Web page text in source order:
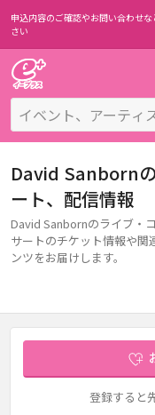
申込内容のご確認やお問い合わせな
さい
David Sanborn
ート、配信情報
David Sanbornのライブ・
サートのチケット情報や関
ンツをお届けします。
登録すると